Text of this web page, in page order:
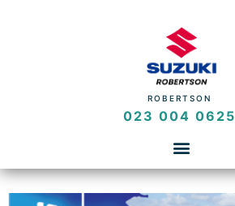
ROBERTSON
023 004 0625